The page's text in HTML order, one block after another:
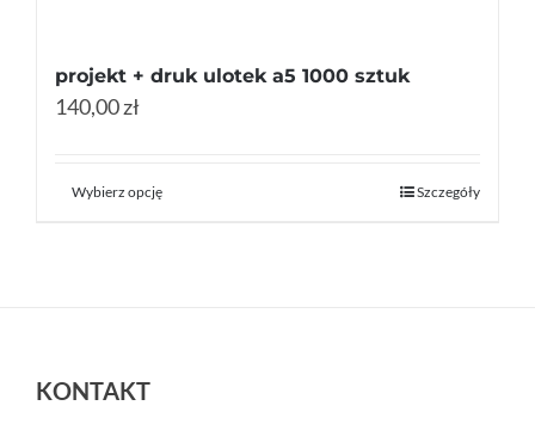
projekt + druk ulotek a5 1000 sztuk
140,00 zł
Wybierz opcję Szczegóły
KONTAKT